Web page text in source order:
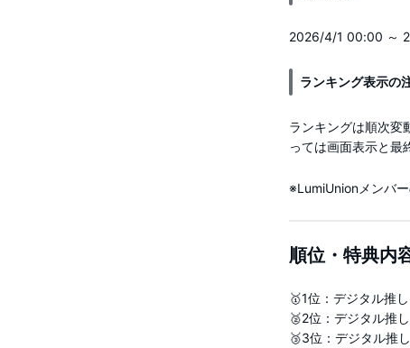
2026/4/1 00:00 ～
ランキング表示の
ランキングは順次変
っては画面表示と最
※LumiUnionメンバ
順位・特典内
🥇1位：デジタル推
🥈2位：デジタル推
🥉3位：デジタル推